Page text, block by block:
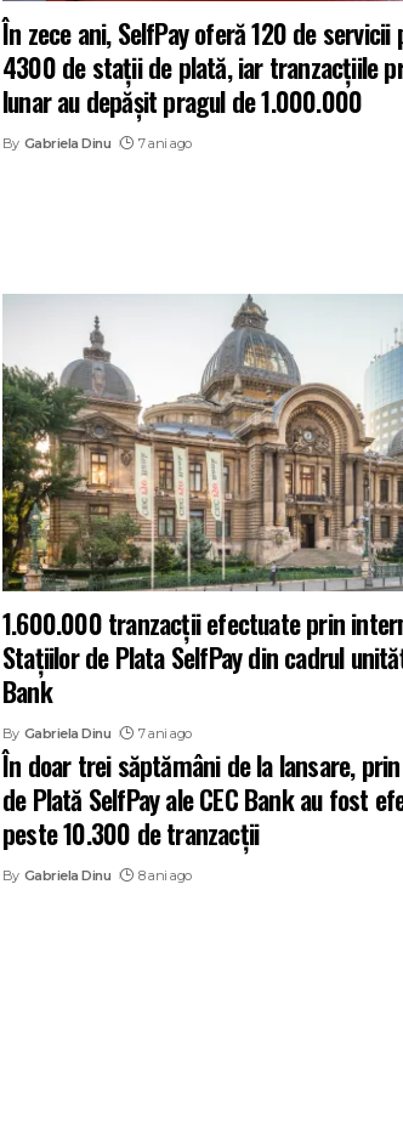
În zece ani, SelfPay oferă 120 de servicii
4300 de stații de plată, iar tranzacţiile
lunar au depășit pragul de 1.000.000
By Gabriela Dinu 7 ani ago
1.600.000 tranzacții efectuate prin
Stațiilor de Plata SelfPay din cadrul
Bank
By Gabriela Dinu 7 ani ago
În doar trei săptămâni de la lansare,
de Plată SelfPay ale CEC Bank au fost
peste 10.300 de tranzacții
By Gabriela Dinu 8 ani ago